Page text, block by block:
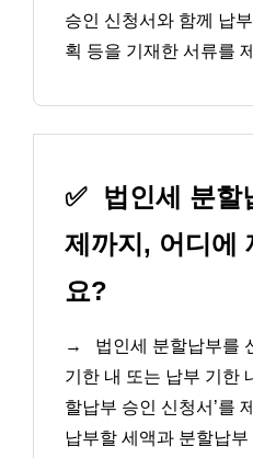
승인 신청서와 함께 납
획 등을 기재한 서류를
✅
법인세 분할
제까지, 어디에
요?
→
법인세 분할납부를
기한 내 또는 납부 기한
할납부 승인 신청서’를
납부할 세액과 분할납